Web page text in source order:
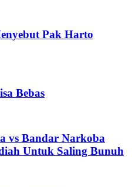
Pak Harto
Bebas
vs Bandar Narkoba
Untuk Saling Bunuh